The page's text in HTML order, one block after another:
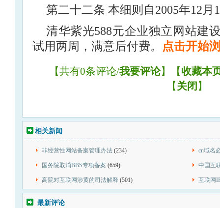
第二十二条 本细则自2005年12月
清华紫光588元企业独立网站建
试用两周，满意后付费。
点击开始
【共有0条评论/我要评论】【收藏本
【 关闭 】
相关新闻
非经营性网站备案管理办法 (234) cn域名
国务院取消BBS专项备案 (659) 中国互
高院对互联网涉黄的司法解释 (501) 互联网
最新评论